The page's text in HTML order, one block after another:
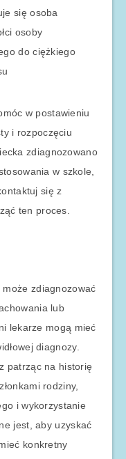
się osoba
osoby
do ciężkiego
w postawieniu
i rozpoczęciu
zdiagnozowano
w szkole,
się z
ten proces.
zdiagnozować
lub
lekarze mogą mieć
diagnozy.
patrząc na historię
rodziny,
i wykorzystanie
jest, aby uzyskać
konkretny